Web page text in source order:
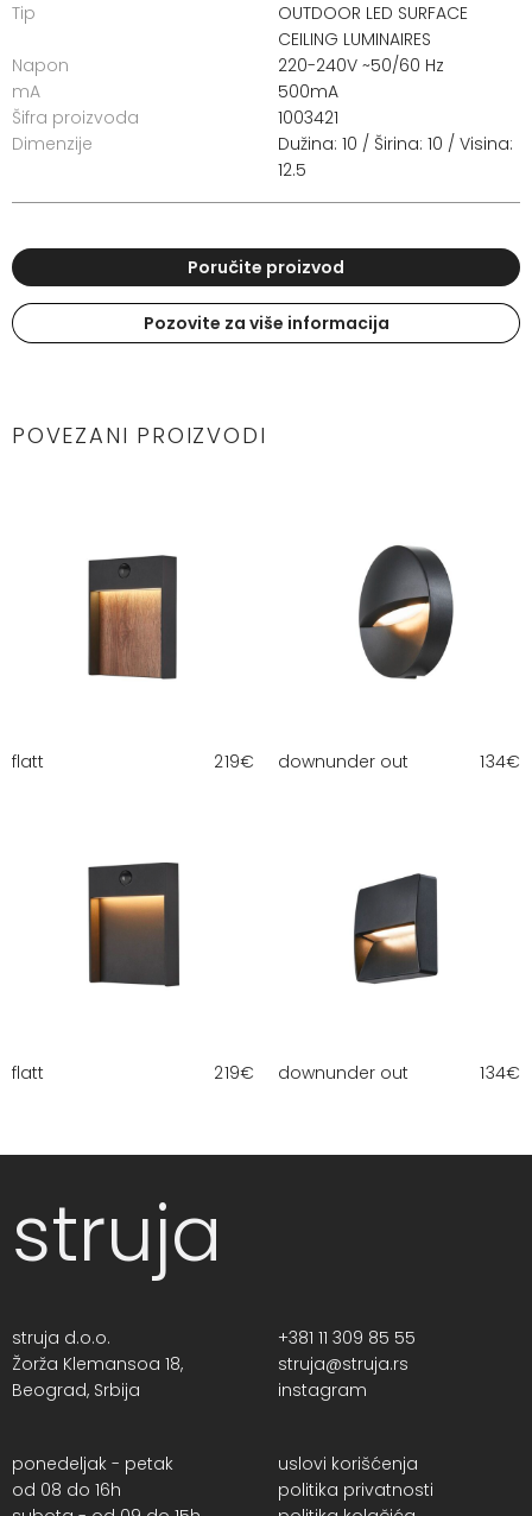
Tip
OUTDOOR LED SURFACE
CEILING LUMINAIRES
Napon
220-240V ~50/60 Hz
mA
500mA
Šifra proizvoda
1003421
Dimenzije
Dužina: 10 / Širina: 10 / Visina:
12.5
Poručite proizvod
Pozovite za više informacija
POVEZANI PROIZVODI
flatt 219€ downunder out 134€
flatt 219€ downunder out 134€
struja
struja d.o.o.
Žorža Klemansoa 18,
Beograd, Srbija
+381 11 309 85 55
struja@struja.rs
instagram
ponedeljak - petak
od 08 do 16h
uslovi korišćenja
politika privatnosti